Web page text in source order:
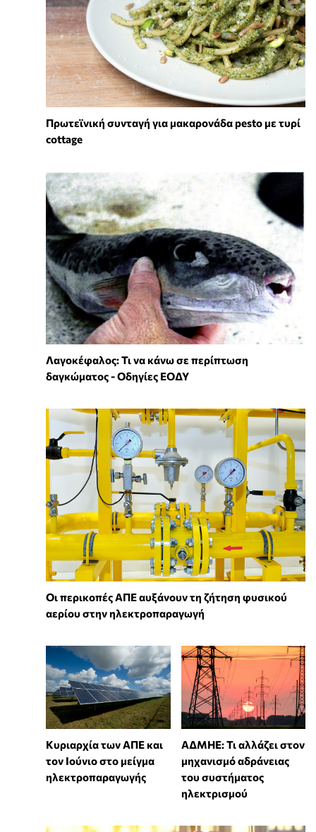
Πρωτεϊνική συνταγή για μακαρονάδα pesto με τυρί
cottage
Λαγοκέφαλος: Τι να κάνω σε περίπτωση
δαγκώματος - Οδηγίες ΕΟΔΥ
Οι περικοπές ΑΠΕ αυξάνουν τη ζήτηση φυσικού
αερίου στην ηλεκτροπαραγωγή
Κυριαρχία των ΑΠΕ και
τον Ιούνιο στο μείγμα
ηλεκτροπαραγωγής
ΑΔΜΗΕ: Τι αλλάζει στον
μηχανισμό αδράνειας
του συστήματος
ηλεκτρισμού